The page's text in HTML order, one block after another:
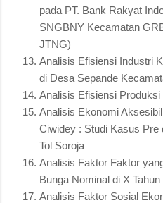
pada PT. Bank Rakyat
SNGBNY Kecamatan
JTNG)
Analisis Efisiensi Industri
di Desa Sepande
Analisis Efisiensi
Analisis Ekonomi
Ciwidey : Studi Kasus Pre
Tol Soroja
Analisis Faktor Faktor
Bunga Nominal di X
Analisis Faktor Sosial